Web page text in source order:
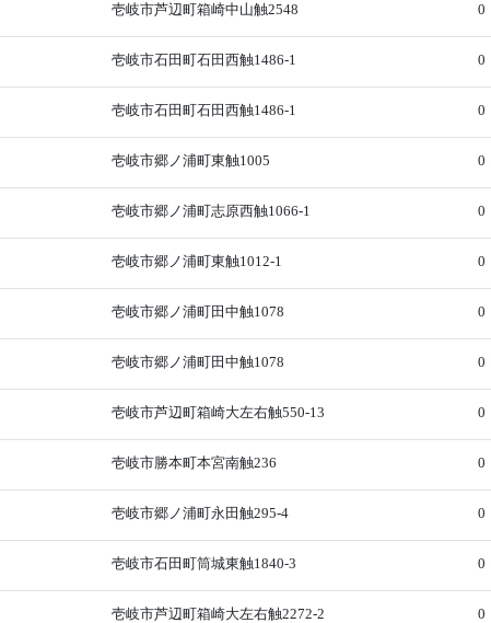
壱岐市芦辺町箱崎中山触2548 0
壱岐市石田町石田西触1486-1 0
壱岐市石田町石田西触1486-1 0
壱岐市郷ノ浦町東触1005 0
壱岐市郷ノ浦町志原西触1066-1 0
壱岐市郷ノ浦町東触1012-1 0
壱岐市郷ノ浦町田中触1078 0
壱岐市郷ノ浦町田中触1078 0
壱岐市芦辺町箱崎大左右触550-13 0
壱岐市勝本町本宮南触236 0
壱岐市郷ノ浦町永田触295-4 0
壱岐市石田町筒城東触1840-3 0
壱岐市芦辺町箱崎大左右触2272-2 0